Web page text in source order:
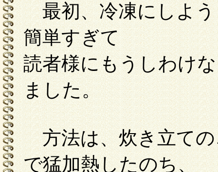
最初、冷凍にしよう
簡単すぎて
読者様にもうしわけ
ました。
方法は、炊き立ての
で猛加熱したのち、